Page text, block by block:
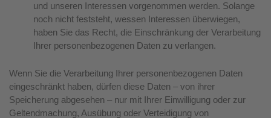
und unseren Interessen vorgenommen werden. Solange
noch nicht feststeht, wessen Interessen überwiegen,
haben Sie das Recht, die Einschränkung der Verarbeitung
Ihrer personenbezogenen Daten zu verlangen.
Wenn Sie die Verarbeitung Ihrer personenbezogenen Daten
eingeschränkt haben, dürfen diese Daten – von ihrer
Speicherung abgesehen – nur mit Ihrer Einwilligung oder zur
Geltendmachung, Ausübung oder Verteidigung von